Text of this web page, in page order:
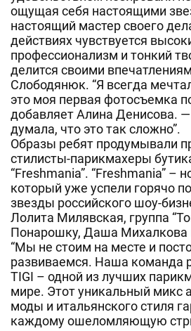
ощущая себя настоящими
настоящий мастер своего
действиях чувствуется
профессионализм и тонкий
делится своими
Слободянюк. “Я всегда
это моя первая фотосъемка
добавляет Алина Денисова.
думала, что это так сложно”.
Образы ребят продумывали
стилисты-парикмахеры
“Freshmania”. “Freshmania” –
который уже успели горячо
звезды российского шоу-
Лолита Милявская, группа
Понарошку, Даша Михалкова
“Мы не стоим на месте и
развиваемся. Наша команда
TIGI – одной из лучших
мире. Этот уникальный микс
моды и итальянского стиля
каждому ошеломляющую